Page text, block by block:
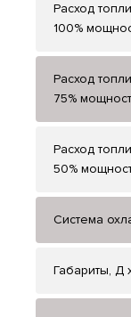
Расход
100%
Расход
75%
Расход
50%
Система
Габариты, Д